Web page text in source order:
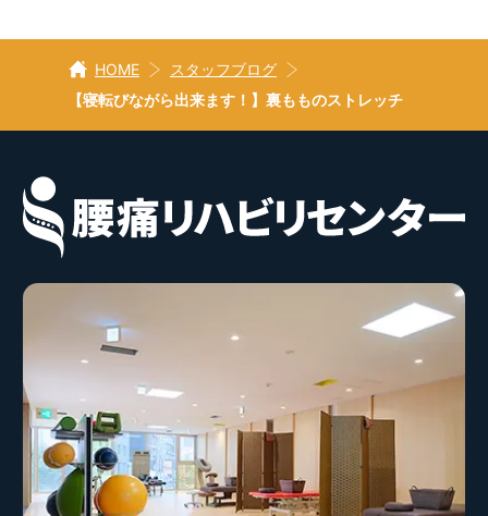
HOME
スタッフブログ
【寝転びながら出来ます！】裏もものストレッチ